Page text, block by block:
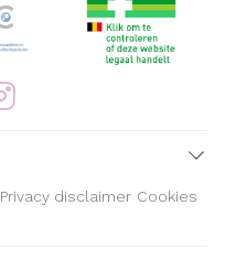
Privacy disclaimer Cookies